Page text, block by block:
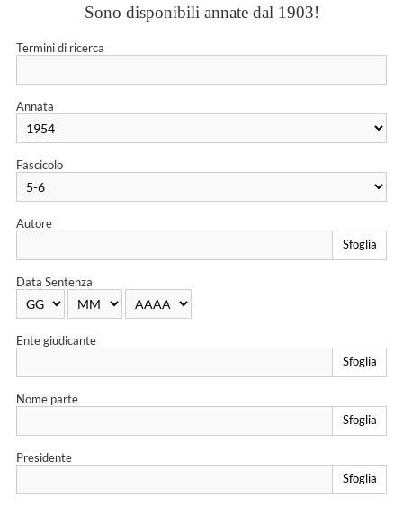
Sono disponibili annate dal 1903!
Termini di ricerca
Annata
Fascicolo
Autore
Sfoglia
Data Sentenza
Ente giudicante
Sfoglia
Nome parte
Sfoglia
Presidente
Sfoglia